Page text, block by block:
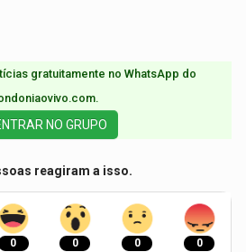
gratuitamente no WhatsApp do
NO GRUPO
reagiram a isso.
0 0 0 0